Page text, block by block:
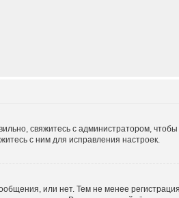
свяжитесь с администратором, чтобы
с ним для исправления настроек.
или нет. Тем не менее